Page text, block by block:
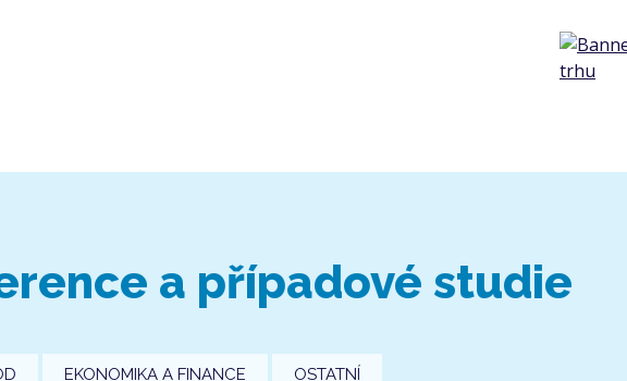
a případové studie
EKONOMIKA A FINANCE OSTATNÍ